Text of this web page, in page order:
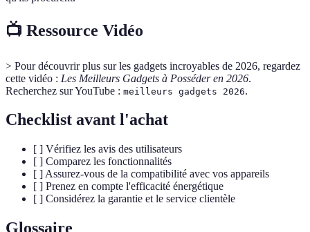
📺 Ressource Vidéo
> Pour découvrir plus sur les gadgets incroyables de 2026, regardez
cette vidéo : Les Meilleurs Gadgets à Posséder en 2026.
Recherchez sur YouTube : meilleurs gadgets 2026.
Checklist avant l'achat
[ ] Vérifiez les avis des utilisateurs
[ ] Comparez les fonctionnalités
[ ] Assurez-vous de la compatibilité avec vos appareils
[ ] Prenez en compte l'efficacité énergétique
[ ] Considérez la garantie et le service clientèle
Glossaire